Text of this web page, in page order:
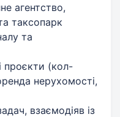
агентство,
таксопарк
та
проєкти (кол-
нерухомості,
взаємодіяв із